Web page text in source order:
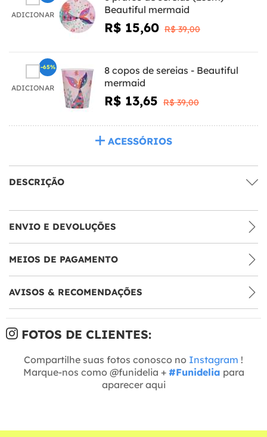
ADICIONAR
Beautiful mermaid
R$ 15,60 R$ 39,00
ADICIONAR
8 copos de sereias - Beautiful
mermaid
R$ 13,65 R$ 39,00
-65%
ACESSÓRIOS
DESCRIÇÃO
ENVIO E DEVOLUÇÕES
MEIOS DE PAGAMENTO
AVISOS & RECOMENDAÇÕES
FOTOS DE CLIENTES:
Compartilhe suas fotos conosco no Instagram !
Marque-nos como @funidelia + #Funidelia para
aparecer aqui